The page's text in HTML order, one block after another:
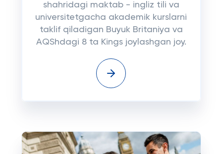
shahridagi maktab - ingliz tili va
universitetgacha akademik kurslarni
taklif qiladigan Buyuk Britaniya va
AQShdagi 8 ta Kings joylashgan joy.